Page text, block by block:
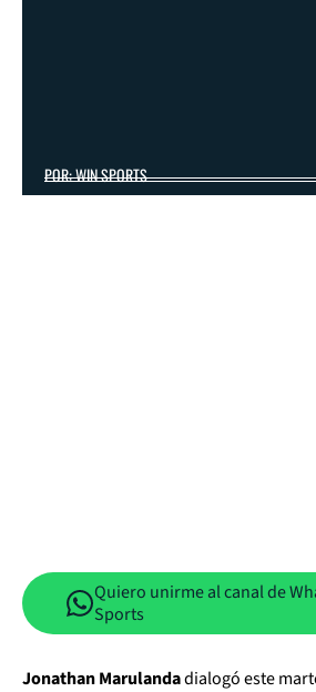
POR: WIN SPORTS
Quiero unirme al canal de
Sports
Jonathan Marulandadialogó este